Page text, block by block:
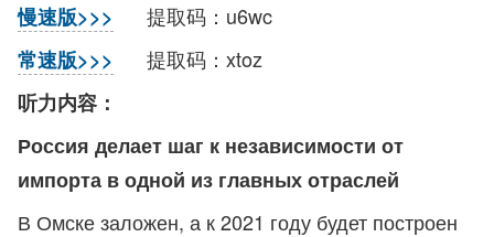
慢速版>>>
提取码：u6wc
常速版>>>
提取码：xtoz
听力内容：
Россия делает шаг к независимости от
импорта в одной из главных отраслей
В Омске заложен, а к 2021 году будет построен